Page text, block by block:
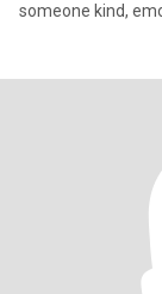
someone kind,